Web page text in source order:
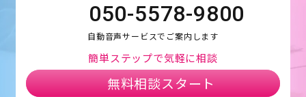
050-5578-9800
自動音声サービスでご案内します
簡単ステップで気軽に相談
無料相談スタート